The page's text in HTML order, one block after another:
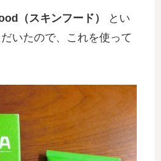
（スキンフード）
とい
いたので、これを使って